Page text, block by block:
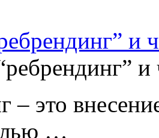
и
– это
…